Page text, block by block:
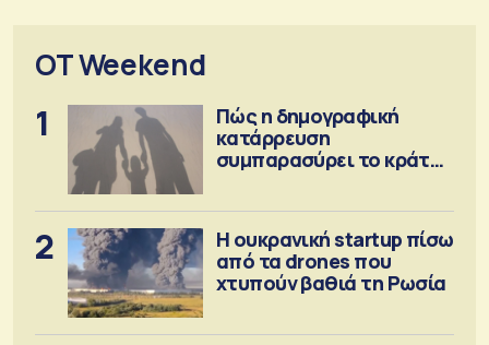
OT Weekend
1
Πώς η δημογραφική
κατάρρευση
συμπαρασύρει το κράτος
2
Η ουκρανική startup πίσω
από τα drones που
χτυπούν βαθιά τη Ρωσία